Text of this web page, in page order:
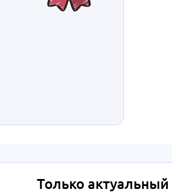
Только актуальный